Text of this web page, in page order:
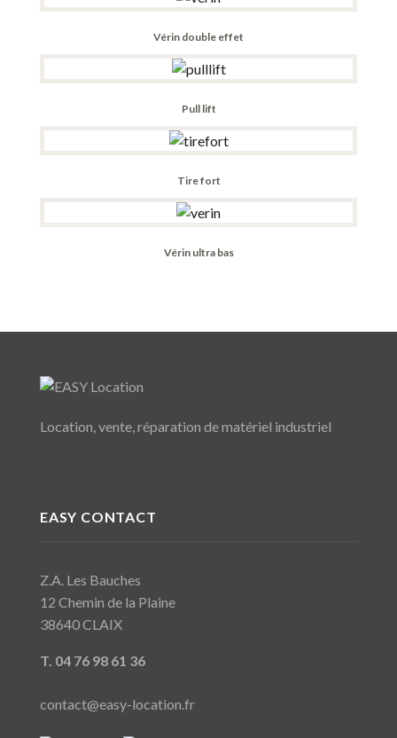
Vérin double effet
Pull lift
Tire fort
Vérin ultra bas
Location, vente, réparation de matériel industriel
EASY CONTACT
Z.A. Les Bauches
12 Chemin de la Plaine
38640 CLAIX
T. 04 76 98 61 36
contact@easy-location.fr